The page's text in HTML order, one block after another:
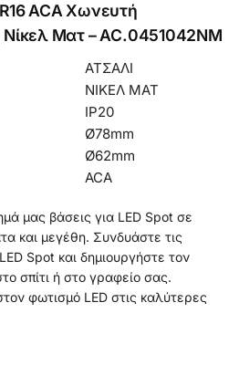
ACA Χωνευτή
Ματ – AC.0451042NM
ΑΤΣΑΛΙ
ΝΙΚΕΛ ΜΑΤ
IP20
Ø78mm
Ø62mm
ACA
μας βάσεις για LED Spot σε
και μεγέθη. Συνδυάστε τις
Spot και δημιουργήστε τον
σπίτι ή στο γραφείο σας.
φωτισμό LED στις καλύτερες